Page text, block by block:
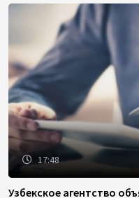
17:48
Узбекское агентство